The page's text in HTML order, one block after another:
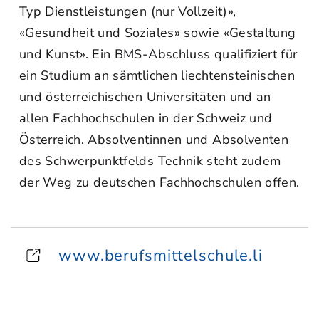
Typ Dienstleistungen (nur Vollzeit)»,
«Gesundheit und Soziales» sowie «Gestaltung
und Kunst». Ein BMS-Abschluss qualifiziert für
ein Studium an sämtlichen liechtensteinischen
und österreichischen Universitäten und an
allen Fachhochschulen in der Schweiz und
Österreich. Absolventinnen und Absolventen
des Schwerpunktfelds Technik steht zudem
der Weg zu deutschen Fachhochschulen offen.
www.berufsmittelschule.li